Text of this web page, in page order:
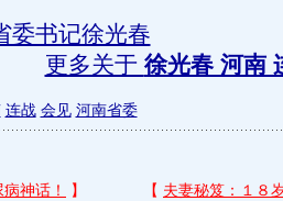
委书记徐光春
更多关于 徐光春 河南
连战 会见 河南省委